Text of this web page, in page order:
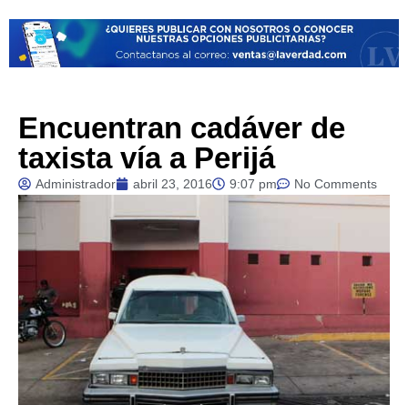
Encuentran cadáver de
taxista vía a Perijá
Administrador abril 23, 2016 9:07 pm No Comments